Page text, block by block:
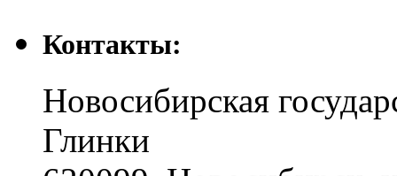
Контакты:
Новосибирская
Глинки